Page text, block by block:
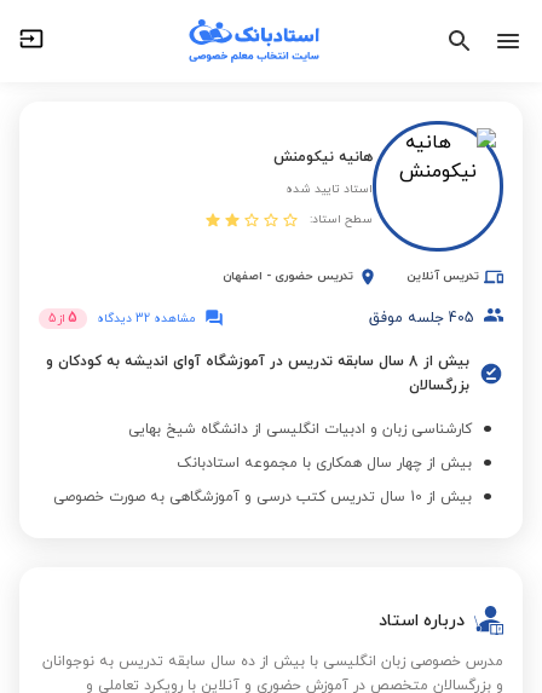
هانیه نیکومنش
استاد تایید شده
سطح استاد:
تدریس آنلاین تدریس حضوری - اصفهان
405 جلسه موفق مشاهده 32 دیدگاه 5 از 5
بیش از 8 سال سابقه تدریس در آموزشگاه آوای اندیشه به کودکان و
بزرگسالان
کارشناسی زبان و ادبیات انگلیسی از دانشگاه شیخ بهایی
بیش از چهار سال همکاری با مجموعه استادبانک
بیش از 10 سال تدریس کتب درسی و آموزشگاهی به صورت خصوصی
درباره استاد
مدرس خصوصی زبان انگلیسی با بیش از ده سال سابقه تدریس به نوجوانان
و بزرگسالان متخصص در آموزش حضوری و آنلاین با رویکرد تعاملی و